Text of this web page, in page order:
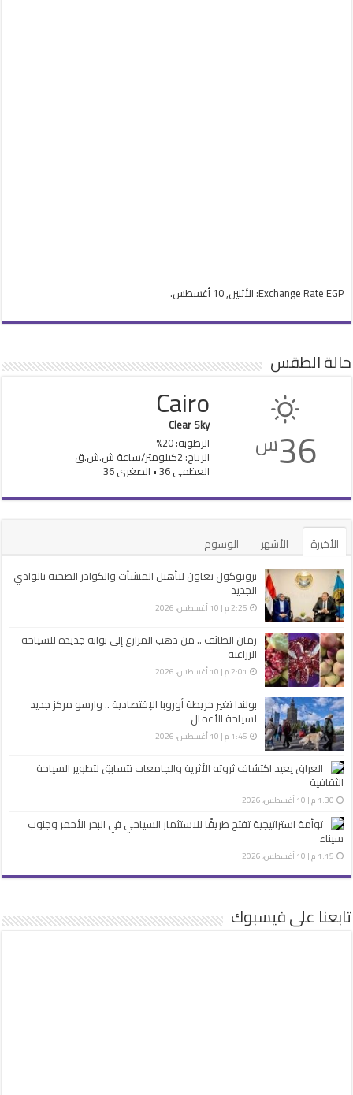
Exchange Rate EGP : الأثنين, 10 أغسطس.
حالة الطقس
36س
Cairo
Clear Sky
الرطوبة: 20%
الرياح: 2كيلومتر/ساعة ش.ش.ق‎
العظمى 36 • الصغرى 36
الأخيرة الأشهر
الوسوم
بروتوكول تعاون لتأهيل المنشآت والكوادر الصحية بالوادي
الجديد
2:25 م | 10 أغسطس، 2026
رمان الطائف .. من ذهب المزارع إلى بوابة جديدة للسياحة
الزراعية
2:01 م | 10 أغسطس، 2026
بولندا تغير خريطة أوروبا الإقتصادية .. وارسو مركز جديد
لسياحة الأعمال
1:45 م | 10 أغسطس، 2026
العراق يعيد اكتشاف ثروته الأثرية والجامعات تتسابق لتطوير السياحة
الثقافية
1:30 م | 10 أغسطس، 2026
توأمة استراتيجية تفتح طريقًا للاستثمار السياحي في البحر الأحمر وجنوب
سيناء
1:15 م | 10 أغسطس، 2026
تابعنا على فيسبوك